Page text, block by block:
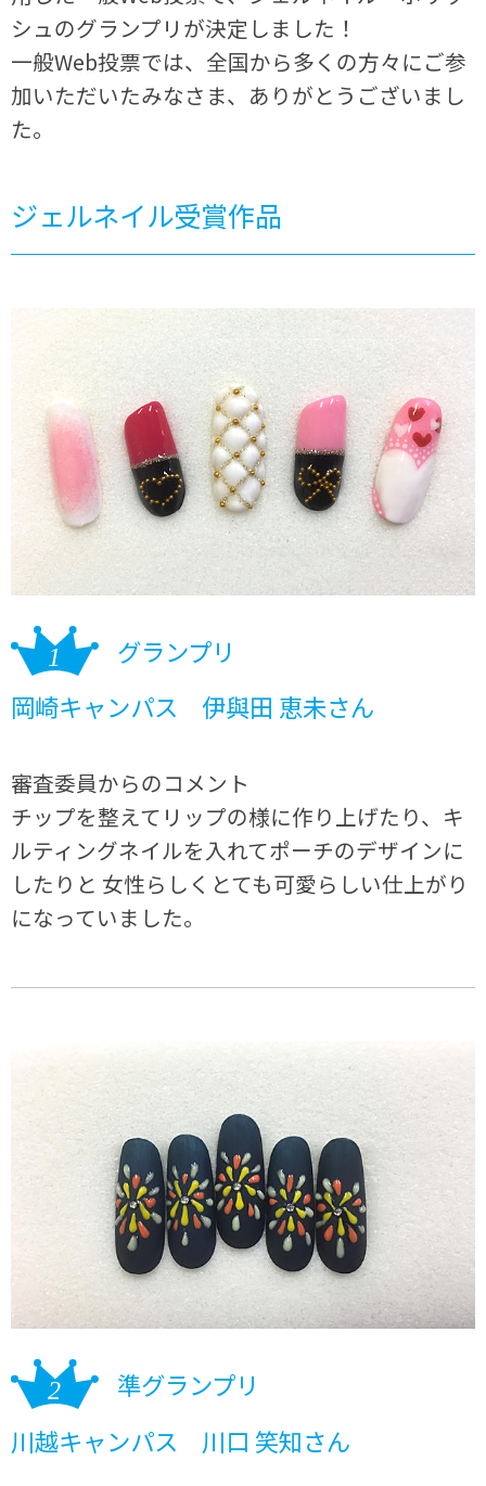
シュのグランプリが決定しました！
一般Web投票では、全国から多くの方々にご参
加いただいたみなさま、ありがとうございまし
た。
ジェルネイル受賞作品
グランプリ
岡崎キャンパス 伊與田 恵未さん
審査委員からのコメント
チップを整えてリップの様に作り上げたり、キ
ルティングネイルを入れてポーチのデザインに
したりと 女性らしくとても可愛らしい仕上がり
になっていました。
準グランプリ
川越キャンパス 川口 笑知さん